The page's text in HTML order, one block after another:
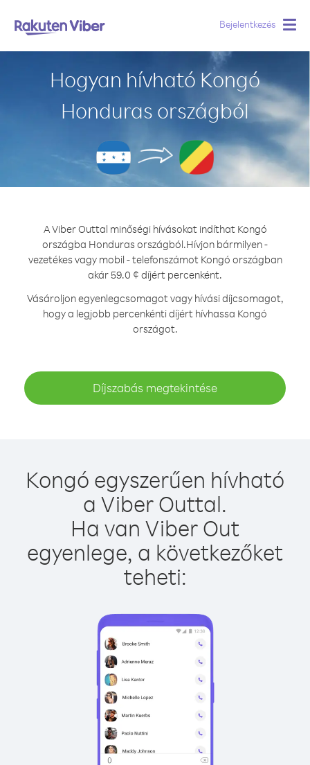
Bejelentkezés
Hogyan hívható Kongó
Honduras országból
A Viber Outtal minőségi hívásokat indíthat Kongó
országba Honduras országból.Hívjon bármilyen -
vezetékes vagy mobil - telefonszámot Kongó országban
akár 59.0 ¢ díjért percenként.
Vásároljon egyenlegcsomagot vagy hívási díjcsomagot,
hogy a legjobb percenkénti díjért hívhassa Kongó
országot.
Díjszabás megtekintése
Kongó egyszerűen hívható
a Viber Outtal.
Ha van Viber Out
egyenlege, a következőket
teheti: